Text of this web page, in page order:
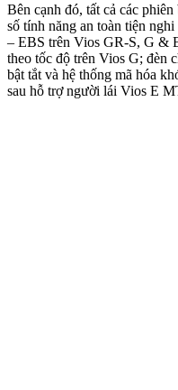
Bên cạnh đó, tất cả các
số tính năng an toàn tiện
– EBS trên Vios GR-S, G &
theo tốc độ trên Vios G; đèn
bật tắt và hệ thống mã hóa
sau hỗ trợ người lái Vios E